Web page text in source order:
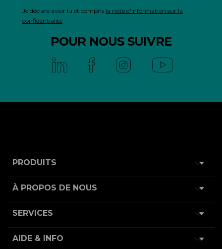
Je déclare avoir lu et compris la note d'information sur la
confidentialité
POUR NOUS SUIVRE
PRODUITS 
À PROPOS DE NOUS 
SERVICES 
AIDE & INFO 